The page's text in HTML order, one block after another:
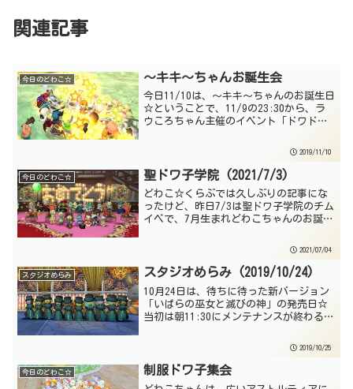
関連記事
今日のどわこ☆ ～キキ～ちゃんお誕生会
今日11/10は、～キキ～ちゃんのお誕生日
☆ということで、11/9の23:30から、ラ
ウころちゃん主催のイベント「ドワドレ
会が催されたよ☆実は直前まで聖ドワ子
て、終わって...
2019/11/10
今日のどわこ☆ 聖ドワ子学院 (2021/7/3)
どわこ☆くらぶでは久しぶりの記事にな
ったけど、昨日7/3は聖ドワ子学院のチム
イベで、7月生まれどわこちゃんのお誕生
お誕生日を迎える＆迎えた、ネコミミち
ゃん、ミーアちゃん、アストレアちゃ
ん、マーシャルちゃ...
2021/07/04
スタジオめらみ スタジオめらみ (2019/10/24)
10月24日は、待ちに待った新バージョン
「いばらの巫女と滅びの神」の発売日☆
当初は朝11:30にメンテナンスが終わる予
ていたプレイヤーも多いと思うけれど
も、まさかのトラブル発生で、メンテナ
ンスが夕方17時...
2019/10/25
今日のどわこ☆ 制服ドワ子集会